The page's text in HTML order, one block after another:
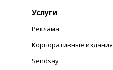
Услуги
Реклама
Корпоративные издания
Sendsay